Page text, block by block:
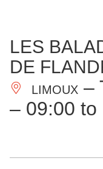
ESSENTIAL
AND
DO
LES
DE
LIMOUX –
– 09:00 to